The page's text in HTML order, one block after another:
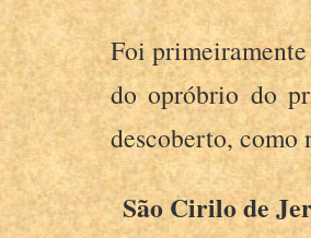
Foi
do opróbrio do
descoberto, como
São Cirilo de